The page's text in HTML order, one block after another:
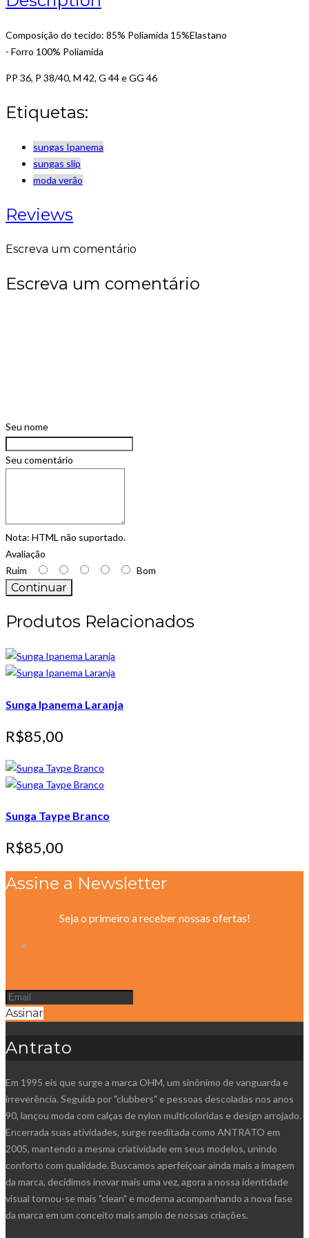
Composição do tecido: 85% Poliamida 15%Elastano
- Forro 100% Poliamida
PP 36, P 38/40, M 42, G 44 e GG 46
Etiquetas:
sungas Ipanema
sungas slip
moda verão
Reviews
Escreva um comentário
Escreva um comentário
Seu nome
Seu comentário
Nota: HTML não suportado.
Avaliação
Ruim
Bom
Continuar
Produtos Relacionados
Sunga Ipanema Laranja
R$85,00
Sunga Taype Branco
R$85,00
Assine a Newsletter
Seja o primeiro a receber nossas ofertas!
Assinar
Antrato
Em 1995 eis que surge a marca OHM, um sinônimo de vanguarda e
irreverência. Seguida por "clubbers" e pessoas descoladas nos anos
90, lançou moda com calças de nylon multicoloridas e design arrojado.
Encerrada suas atividades, surge reeditada como ANTRATO em
2005, mantendo a mesma criatividade em seus modelos, unindo
conforto com qualidade. Buscamos aperfeiçoar ainda mais a imagem
da marca, decidimos inovar mais uma vez, agora a nossa identidade
visual tornou-se mais "clean" e moderna acompanhando a nova fase
da marca em um conceito mais amplo de nossas criações.